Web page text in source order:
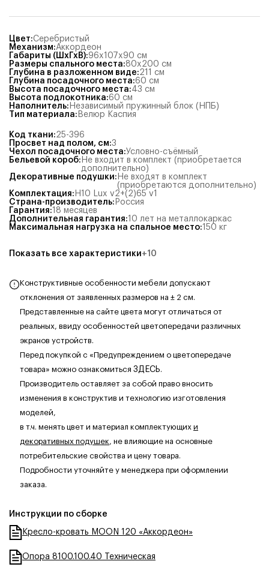
Цвет:Серебристый
Механизм:Аккордеон
Габариты (ШхГхВ):96x107x90 см
Размеры спального места:80x200 см
Глубина в разложенном виде:211
см
Глубина посадочного места:60 см
Высота посадочного места:43 см
Высота подлокотника:60 см
Наполнитель: Независимый пружинный блок (НПБ)
Тип материала: Велюр Каспия
Код ткани:25-396
Просвет над полом, см:3
Чехол посадочного места:Условно-съёмный
Бельевой короб: Не входит в комплект (приобретается
дополнительно)
Декоративные подушки: Не входят в комплект
(приобретаются дополнительно)
Комплектация: Н10 Lux v2+(2)65 v1
Страна-производитель: Россия
Гарантия:18 месяцев
Дополнительная гарантия:10 лет на металлокаркас
Максимальная нагрузка на спальное место:150 кг
Показать все характеристики+10
Конструктивные особенности мебели допускают
отклонения от заявленных размеров на ± 2 см.
Представленные на сайте цвета могут отличаться от
реальных, ввиду особенностей цветопередачи различных
экранов устройств.
Перед покупкой с «Предупреждением о цветопередаче
товара» можно ознакомиться ЗДЕСЬ.
Производитель оставляет за собой право вносить
изменения в конструктив и технологию изготовления
моделей,
в т.ч. менять цвет и материал комплектующих и
декоративных подушек, не влияющие на основные
потребительские свойства и цену товара.
Подробности уточняйте у менеджера при оформлении
заказа.
Инструкции по сборке
Кресло-кровать MOON 120 «Аккордеон»
Опора 8100.100.40 Техническая